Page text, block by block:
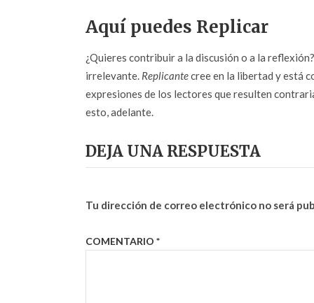
Aquí puedes Replicar
¿Quieres contribuir a la discusión o a la
irrelevante. Replicantecree en la libertad y está
expresiones de los lectores que resulten
esto, adelante.
DEJA UNA RESPUESTA
Tu dirección de correo electrónico no será
COMENTARIO *